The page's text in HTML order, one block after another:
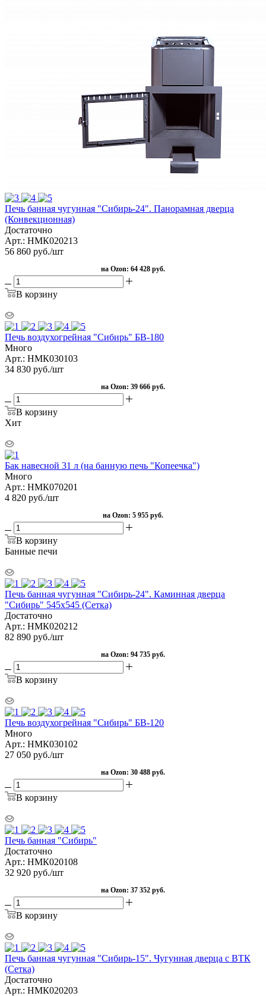
Печь банная чугунная "Сибирь-24". Панорамная дверца
(Конвекционная)
Достаточно
Арт.: НМК020213
56 860 руб./шт
на Ozon: 64 428 руб.
В корзину
Печь воздухогрейная "Сибирь" БВ-180
Много
Арт.: НМК030103
34 830 руб./шт
на Ozon: 39 666 руб.
В корзину
Хит
Бак навесной 31 л (на банную печь "Копеечка")
Много
Арт.: НМК070201
4 820 руб./шт
на Ozon: 5 955 руб.
В корзину
Банные печи
Печь банная чугунная "Сибирь-24". Каминная дверца
"Сибирь" 545х545 (Сетка)
Достаточно
Арт.: НМК020212
82 890 руб./шт
на Ozon: 94 735 руб.
В корзину
Печь воздухогрейная "Сибирь" БВ-120
Много
Арт.: НМК030102
27 050 руб./шт
на Ozon: 30 488 руб.
В корзину
Печь банная "Сибирь"
Достаточно
Арт.: НМК020108
32 920 руб./шт
на Ozon: 37 352 руб.
В корзину
Печь банная чугунная "Сибирь-15". Чугунная дверца с ВТК
(Сетка)
Достаточно
Арт.: НМК020203